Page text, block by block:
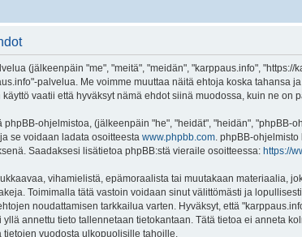
(jälkeenpäin "me", "meitä", "meidän", "karppaus.info",
palvelua. Me voimme muuttaa näitä ehtoja koska
vaatii että hyväksyt nämä ehdot siinä muodossa, kuin ne on
phpBB-ohjelmistoa, (jälkeenpäin "he", "heidät", "heidän", "phpBB-
se voidaan ladata osoitteesta www.phpbb.com. phpBB-
Saadaksesi lisätietoa phpBB:stä vieraile osoitteessa: https://
vihamielistä, epämoraalista tai muutakaan materiaalia,
Toimimalla tätä vastoin voidaan sinut välittömästi ja
noudattamisen tarkkailua varten. Hyväksyt, että
yllä annettu tieto tallennetaan tietokantaan. Tätä tietoa ei anneta
tietojen vuodosta ulkopuolisille tahoille.